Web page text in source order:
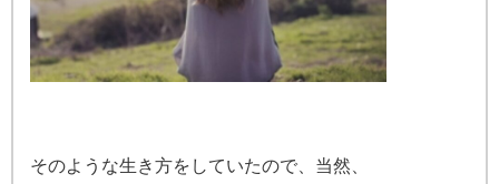
そのような生き方をしていたので、当然、